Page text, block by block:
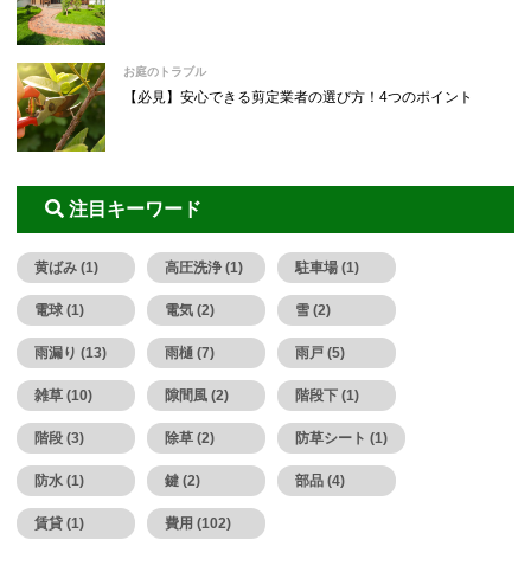
お庭のトラブル
【必見】安心できる剪定業者の選び方！4つのポイント
注目キーワード
黄ばみ (1) 高圧洗浄 (1) 駐車場 (1)
電球 (1) 電気 (2) 雪 (2)
雨漏り (13) 雨樋 (7) 雨戸 (5)
雑草 (10) 隙間風 (2) 階段下 (1)
階段 (3) 除草 (2) 防草シート (1)
防水 (1) 鍵 (2) 部品 (4)
賃貸 (1) 費用 (102)